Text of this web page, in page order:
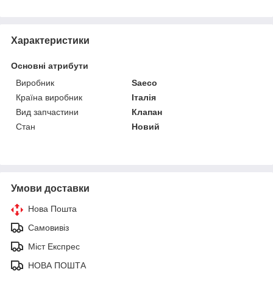
Характеристики
Основні атрибути
Виробник
Saeco
Країна виробник
Італія
Вид запчастини
Клапан
Стан
Новий
Умови доставки
Нова Пошта
Самовивіз
Міст Експрес
НОВА ПОШТА